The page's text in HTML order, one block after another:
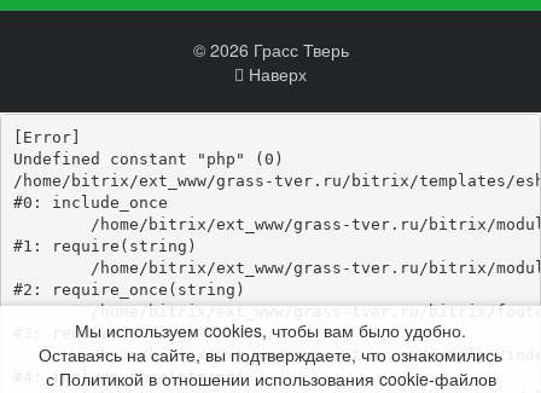
© 2026 Грасс Тверь
Наверх
Мы используем cookies, чтобы вам было удобно.
Оставаясь на сайте, вы подтверждаете, что ознакомились
с Политикой в отношении использования cookie-файлов
[Error]
Undefined constant "php" (0)
/home/bitrix/ext_www/grass-tver.ru/bitrix/templates/
#0: include_once
#1: require(string)
#2: require_once(string)
	/home/bitrix/ext_www/grass-tver.ru/bitrix/footer.php:4
#3: require(string)
	/home/bitrix/ext_www/grass-tver.ru/catalog/index.php:346
#4: include_once(string)